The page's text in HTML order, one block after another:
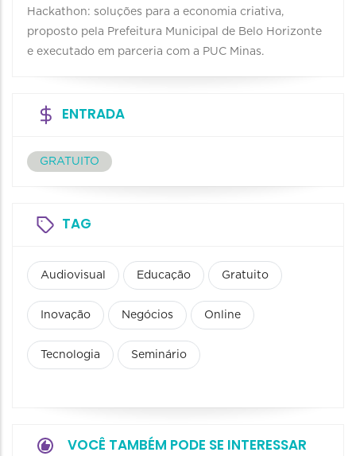
Hackathon: soluções para a economia criativa,
proposto pela Prefeitura Municipal de Belo Horizonte
e executado em parceria com a PUC Minas.
ENTRADA
GRATUITO
TAG
Audiovisual Educação Gratuito
Inovação Negócios Online
Tecnologia Seminário
VOCÊ TAMBÉM PODE SE INTERESSAR